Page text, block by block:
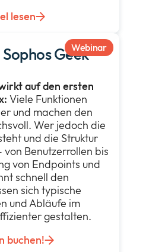
lesen
Geek
auf den ersten
Viele Funktionen
und machen den
Wer jedoch die
und die Struktur
Benutzerrollen bis
von Endpoints und
schnell den
sich typische
und Abläufe im
gestalten.
buchen!
Webinar